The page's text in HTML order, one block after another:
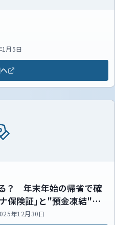
月5日
？ 年末年始の帰省で確
保険証｣と"預金凍結"へ
年12月30日